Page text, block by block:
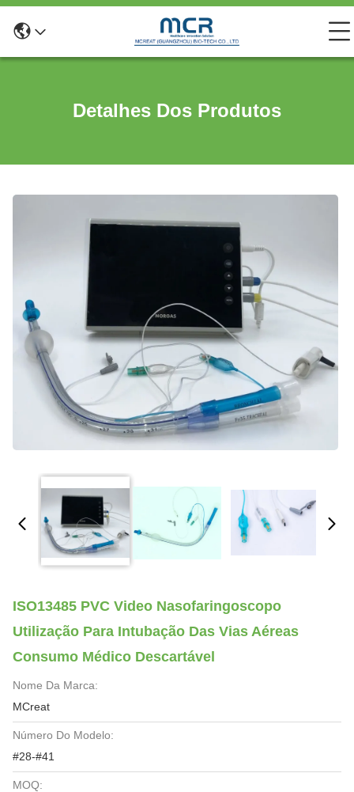
Detalhes Dos Produtos
ISO13485 PVC Video Nasofaringoscopo
Utilização Para Intubação Das Vias Aéreas
Consumo Médico Descartável
Nome Da Marca:
MCreat
Número Do Modelo:
#28-#41
MOQ: